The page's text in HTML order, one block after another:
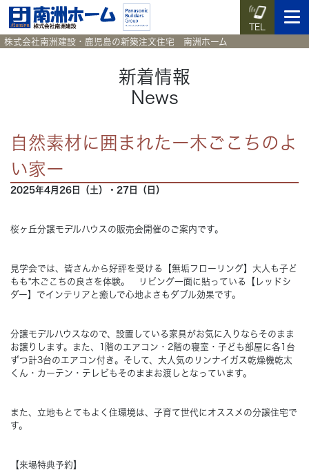
TEL
HOME
News 新着情報
Works 施工実例集
Voice お客様の声
Concept コンセプト
Techno EX
株式会社南洲建設・鹿児島の新築注文住宅 南洲ホーム
新着情報
News
自然素材に囲まれたー木ごこちのよ
い家ー
2025年4月26日（土）・27日（日）
桜ヶ丘分譲モデルハウスの販売会開催のご案内です。
見学会では、皆さんから好評を受ける【無垢フローリング】大人も子ど
もも*木ごこちの良さを体験。 リビング一面に貼っている【レッドシ
ダー】でインテリアと癒しで心地よさもダブル効果です。
分譲モデルハウスなので、設置している家具がお気に入りならそのまま
お譲りします。また、1階のエアコン・2階の寝室・子ども部屋に各1台
ずつ計3台のエアコン付き。そして、大人気のリンナイガス乾燥機乾太
くん・カーテン・テレビもそのままお渡しとなっています。
また、立地もとてもよく住環境は、子育て世代にオススメの分譲住宅で
す。
【来場特典予約】